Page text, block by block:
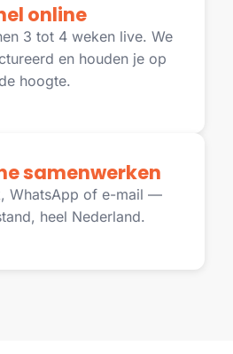
online
3 tot 4 weken live. We
en houden je op
hoogte.
samenwerken
WhatsApp of e-mail —
heel Nederland.